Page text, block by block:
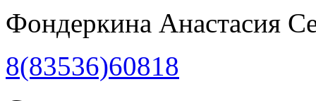
Фондеркина Анастасия
8(83536)60818